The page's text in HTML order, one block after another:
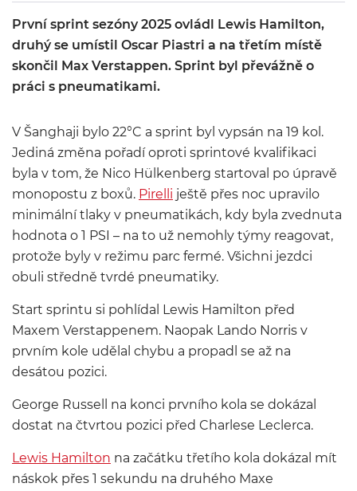
První sprint sezóny 2025 ovládl Lewis Hamilton,
druhý se umístil Oscar Piastri a na třetím místě
skončil Max Verstappen. Sprint byl převážně o
práci s pneumatikami.
V Šanghaji bylo 22°C a sprint byl vypsán na 19 kol.
Jediná změna pořadí oproti sprintové kvalifikaci
byla v tom, že Nico Hülkenberg startoval po úpravě
monopostu z boxů. Pirelli ještě přes noc upravilo
minimální tlaky v pneumatikách, kdy byla zvednuta
hodnota o 1 PSI – na to už nemohly týmy reagovat,
protože byly v režimu parc fermé. Všichni jezdci
obuli středně tvrdé pneumatiky.
Start sprintu si pohlídal Lewis Hamilton před
Maxem Verstappenem. Naopak Lando Norris v
prvním kole udělal chybu a propadl se až na
desátou pozici.
George Russell na konci prvního kola se dokázal
dostat na čtvrtou pozici před Charlese Leclerca.
Lewis Hamilton na začátku třetího kola dokázal mít
náskok přes 1 sekundu na druhého Maxe